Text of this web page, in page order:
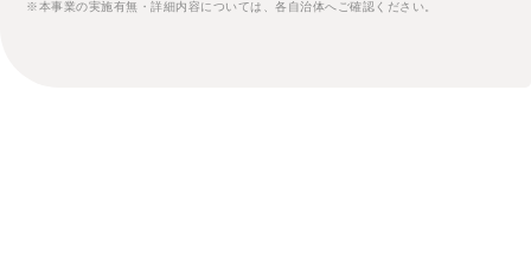
※本事業の実施有無・詳細内容については、各自治体へご確認ください。